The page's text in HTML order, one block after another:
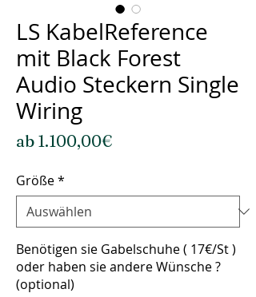
LS KabelReference
mit Black Forest
Audio Steckern Single
Wiring
ab 1.100,00€Sale-
Größe*
Benötigen sie Gabelschuhe ( 17€/St )
oder haben sie andere Wünsche ?
(optional)